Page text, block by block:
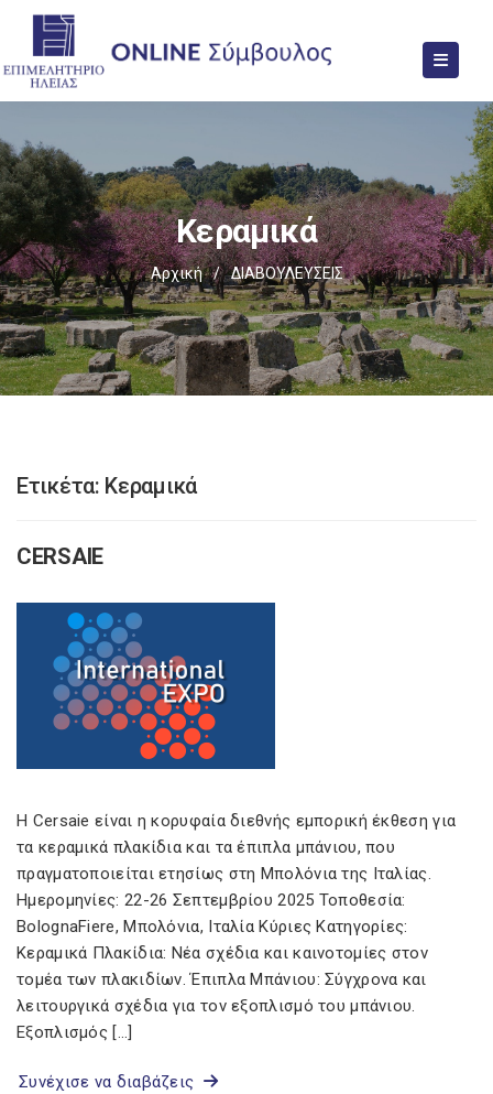
Κεραμικά
Αρχική / ΔΙΑΒΟΥΛΕΥΣΕΙΣ
Ετικέτα: Κεραμικά
CERSAIE
Η Cersaie είναι η κορυφαία διεθνής εμπορική έκθεση για
τα κεραμικά πλακίδια και τα έπιπλα μπάνιου, που
πραγματοποιείται ετησίως στη Μπολόνια της Ιταλίας.
Ημερομηνίες: 22-26 Σεπτεμβρίου 2025 Τοποθεσία:
BolognaFiere, Μπολόνια, Ιταλία Κύριες Κατηγορίες:
Κεραμικά Πλακίδια: Νέα σχέδια και καινοτομίες στον
τομέα των πλακιδίων. Έπιπλα Μπάνιου: Σύγχρονα και
λειτουργικά σχέδια για τον εξοπλισμό του μπάνιου.
Εξοπλισμός […]
Συνέχισε να διαβάζεις